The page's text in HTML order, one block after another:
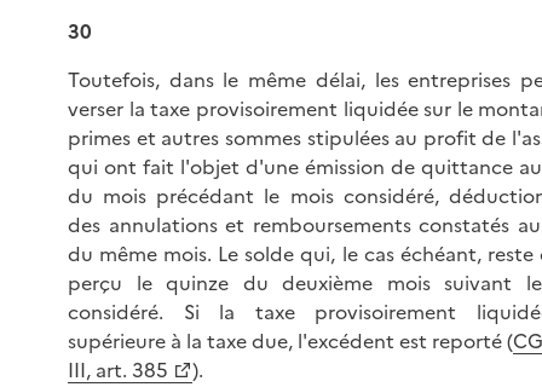
30
Toutefois, dans le même délai, les entreprises
verser la taxe provisoirement liquidée sur le
primes et autres sommes stipulées au profit de
qui ont fait l'objet d'une émission de quittance
du mois précédant le mois considéré,
des annulations et remboursements constatés
du même mois. Le solde qui, le cas échéant, reste
perçu le quinze du deuxième mois suivant
considéré. Si la taxe provisoirement
supérieure à la taxe due, l'excédent est reporté (
III, art. 385
).